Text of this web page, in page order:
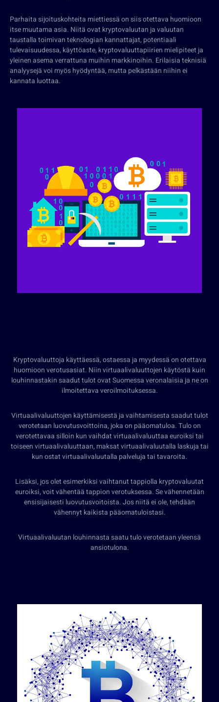
Parhaita sijoituskohteita miettiessä on siis otettava huomioon
itse muutama asia. Niitä ovat kryptovaluutan ja valuutan
taustalla toimivan teknologian kannattajat, potentiaali
tulevaisuudessa, käyttöaste, kryptovaluuttapiirien mielipiteet ja
yleinen asema verrattuna muihin markkinoihin. Erilaisia teknisiä
analyysejä voi myös hyödyntää, mutta pelkästään niihin ei
kannata luottaa.
Kryptovaluuttoja käyttäessä, ostaessa ja myydessä on otettava
huomioon verotusasiat. Niin virtuaalivaluuttojen käytöstä kuin
louhinnastakin saadut tulot ovat Suomessa veronalaisia ja ne on
ilmoitettava veroilmoituksessa.
Virtuaalivaluuttojen käyttämisestä ja vaihtamisesta saadut tulot
verotetaan luovutusvoittoina, joka on pääomatuloa. Tulo on
verotettavaa silloin kun vaihdat virtuaalivaluuttaa euroiksi tai
toiseen virtuaalivaluuttaan, maksat virtuaalivaluutalla laskuja tai
kun ostat virtuaalivaluutalla palveluja tai tavaroita.
Lisäksi, jos olet esimerkiksi vaihtanut tappiolla kryptovaluutat
euroiksi, voit vähentää tappion verotuksessa. Se vähennetään
ensisijaisesti luovutusvoitoista. Jos niitä ei ole, tehdään
vähennyt kaikista pääomatuloistasi.
Virtuaalivaluutan louhinnasta saatu tulo verotetaan yleensä
ansiotulona.